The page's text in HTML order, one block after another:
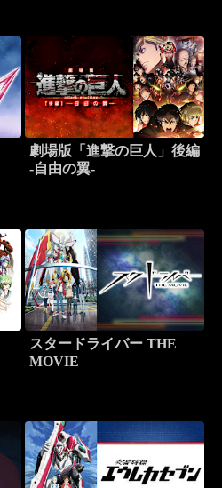
劇場版「進撃の巨人」後編
-自由の翼-
スタードライバー THE
MOVIE